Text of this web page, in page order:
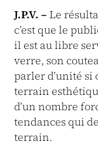
J.P.V. – Le
c’est que le
il est au libre
verre, son
parler d’unité si
terrain
d’un nombre
tendances qui
terrain.